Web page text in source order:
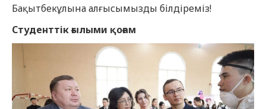
Бақытбекұлына алғысымызды білдіреміз!
Студенттік ғылыми қоғам